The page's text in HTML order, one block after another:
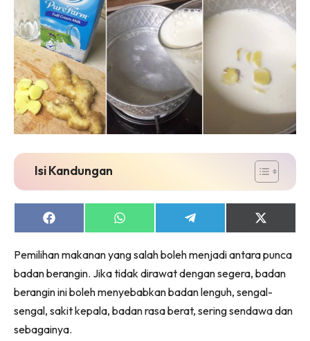
Isi Kandungan
Share
on
Share
on
Share
on
Share
on
(Twitter)
Pemilihan makanan yang salah boleh menjadi antara punca
badan berangin. Jika tidak dirawat dengan segera, badan
berangin ini boleh menyebabkan badan lenguh, sengal-
sengal, sakit kepala, badan rasa berat, sering sendawa dan
sebagainya.